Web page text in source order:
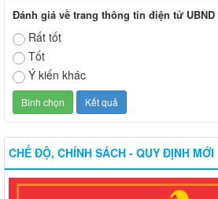
Đánh giá về trang thông tin điện tử
Rất tốt
Tốt
Ý kiến khác
CHẾ ĐỘ, CHÍNH SÁCH - QUY ĐỊNH MỚI